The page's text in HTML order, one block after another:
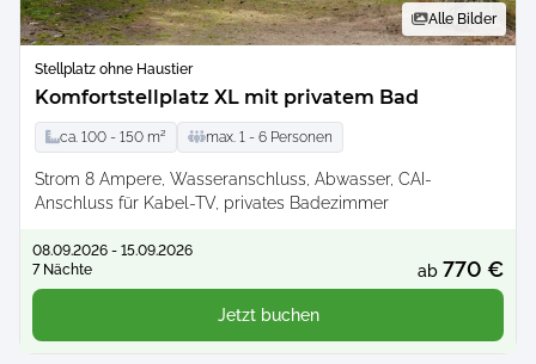
Alle Bilder
Stellplatz ohne Haustier
Komfortstellplatz XL mit privatem Bad
ca. 100 - 150 m² max. 1 - 6 Personen
Strom 8 Ampere, Wasseranschluss, Abwasser, CAI-
Anschluss für Kabel-TV, privates Badezimmer
08.09.2026 - 15.09.2026
7 Nächte
ab 770 €
Jetzt buchen